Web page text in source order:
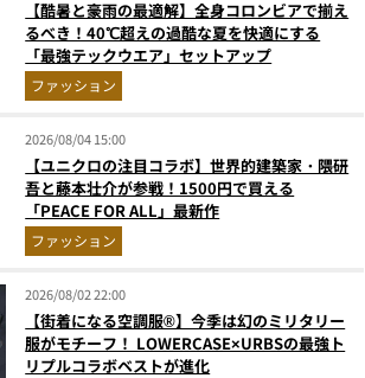
【酷暑と豪雨の最適解】全身コロンビアで揃え
るべき！40℃超えの過酷な夏を快適にする
「最強テックウエア」セットアップ
ファッション
2026/08/04 15:00
【ユニクロの注目コラボ】世界的建築家・隈研
吾と藤本壮介が参戦！1500円で買える
「PEACE FOR ALL」最新作
ファッション
2026/08/02 22:00
【街着になる空調服®】今季は幻のミリタリー
服がモチーフ！ LOWERCASE×URBSの最強ト
リプルコラボベストが進化